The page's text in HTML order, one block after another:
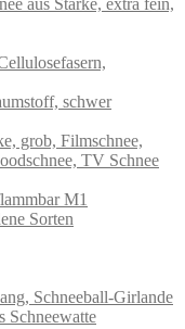
schwer
grob, Filmschnee,
TV Schnee
M1
Sorten
Schneeball-Girlande
Schneewatte